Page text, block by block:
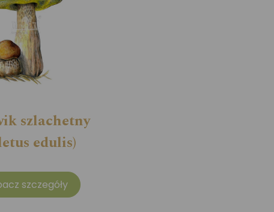
szlachetny
edulis)
szczegóły